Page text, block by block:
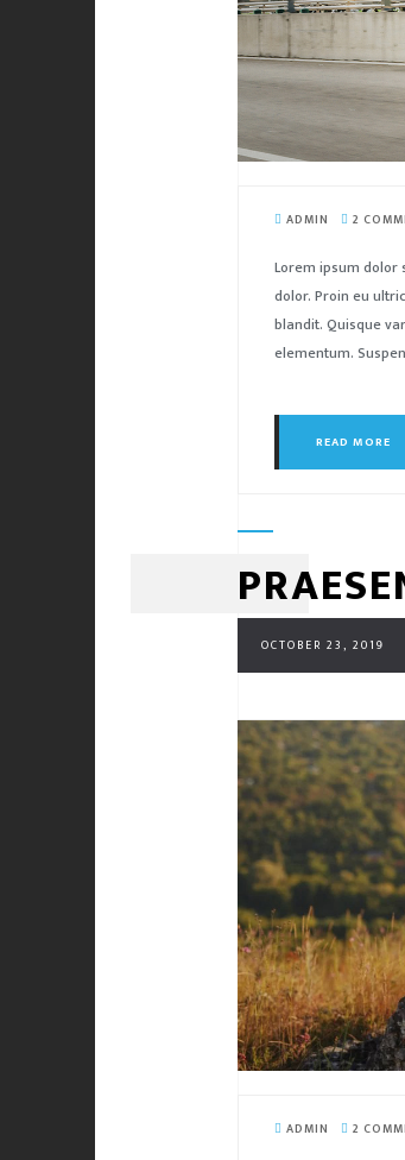
ADMIN 2
Lorem ipsum dolor
dolor. Proin eu
blandit. Quisque
elementum.
READ MORE
OCTOBER 23, 2019
ADMIN 2